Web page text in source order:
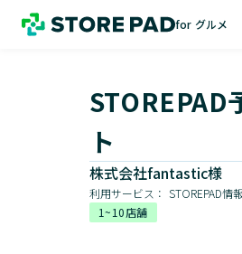
STOREPAD
ト
株式会社fantastic様
利用サービス： STOREPAD情
1~10店舗
for グルメ